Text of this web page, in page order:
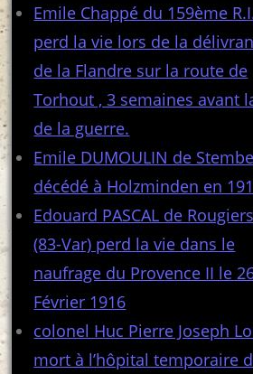
Emile Chappé du 159ème
perd la vie lors de la
de la Flandre sur la route de
Torhout , 3 semaines avant
de la guerre.
Emile DUMOULIN de
décédé à Holzminden en
Edouard PASCAL de Rougiers
(83-Var) perd la vie dans le
naufrage du Provence II le
Février 1916
colonel Huc Pierre Joseph
mort à l’hôpital temporaire